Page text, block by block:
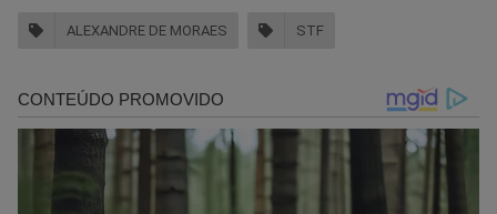
ALEXANDRE DE MORAES STF